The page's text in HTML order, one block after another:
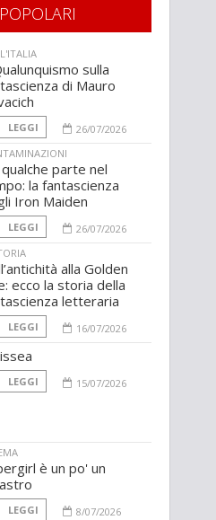
sulla
di Mauro
LEGGI
26/07/2026
parte nel
la fantascienza
Iron Maiden
LEGGI
26/07/2026
alla Golden
ecco la storia della
letteraria
LEGGI 16/07/2026
LEGGI 15/07/2026
è un po' un
LEGGI 8/07/2026